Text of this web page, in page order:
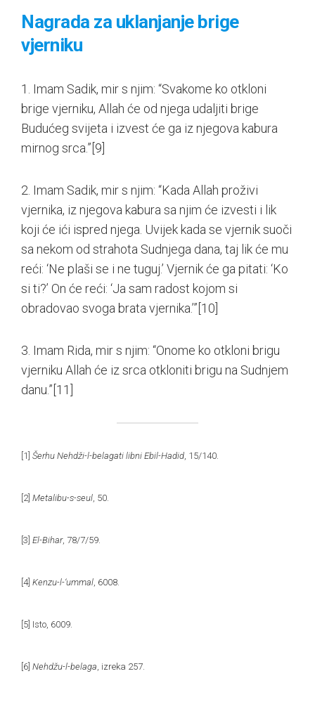
Nagrada za uklanjanje brige
vjerniku
1. Imam Sadik, mir s njim: “Svakome ko otkloni
brige vjerniku, Allah će od njega udaljiti brige
Budućeg svijeta i izvest će ga iz njegova kabura
mirnog srca.” [9]
2. Imam Sadik, mir s njim: “Kada Allah proživi
vjernika, iz njegova kabura sa njim će izvesti i lik
koji će ići ispred njega. Uvijek kada se vjernik suoči
sa nekom od strahota Sudnjega dana, taj lik će mu
reći: ‘Ne plaši se i ne tuguj.’ Vjernik će ga pitati: ‘Ko
si ti?’ On će reći: ‘Ja sam radost kojom si
obradovao svoga brata vjernika.’” [10]
3. Imam Rida, mir s njim: “Onome ko otkloni brigu
vjerniku Allah će iz srca otkloniti brigu na Sudnjem
danu.” [11]
[1] Šerhu Nehdži-l-belagati libni Ebil-Hadid, 15/140.
[2] Metalibu-s-seul, 50.
[3] El-Bihar, 78/7/59.
[4] Kenzu-l-‘ummal, 6008.
[5] Isto, 6009.
[6] Nehdžu-l-belaga, izreka 257.